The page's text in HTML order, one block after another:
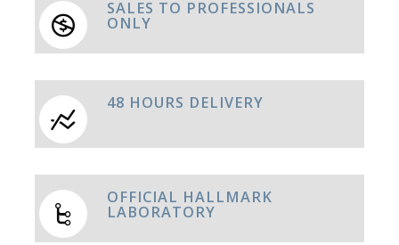
SALES TO PROFESSIONALS
ONLY
48 HOURS DELIVERY
OFFICIAL HALLMARK
LABORATORY